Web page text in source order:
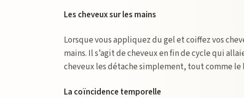
Les cheveux sur les mains
Lorsque vous appliquez du gel et coiffez vos
mains. Il s’agit de cheveux en fin de cycle qui
cheveux les détache simplement, tout comme le
La coïncidence temporelle